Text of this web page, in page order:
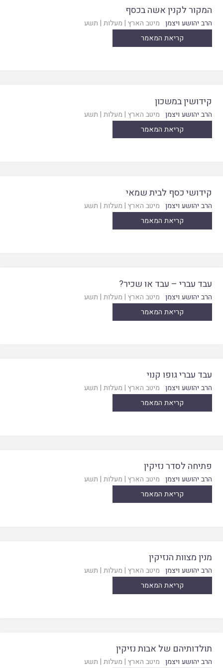
המקור לקנין אשה בכסף
הרב יהושע ויצמן מיטב הארץ | מעלות | תשע
קריאת המאמר
קידושין במשכון
הרב יהושע ויצמן מיטב הארץ | מעלות | תשע
קריאת המאמר
קידושי כסף לבית שמאי
הרב יהושע ויצמן מיטב הארץ | מעלות | תשע
קריאת המאמר
עבד עברי – עבד או שכיר?
הרב יהושע ויצמן מיטב הארץ | מעלות | תשע
קריאת המאמר
עבד עברי גופו קנוי
הרב יהושע ויצמן מיטב הארץ | מעלות | תשע
קריאת המאמר
פתיחה לסדר נזיקין
הרב יהושע ויצמן מיטב הארץ | מעלות | תשע
קריאת המאמר
מנין מצוות הנזיקין
הרב יהושע ויצמן מיטב הארץ | מעלות | תשע
קריאת המאמר
תולדותיהם של אבות נזיקין
הרב יהושע ויצמן מיטב הארץ | מעלות | תשע